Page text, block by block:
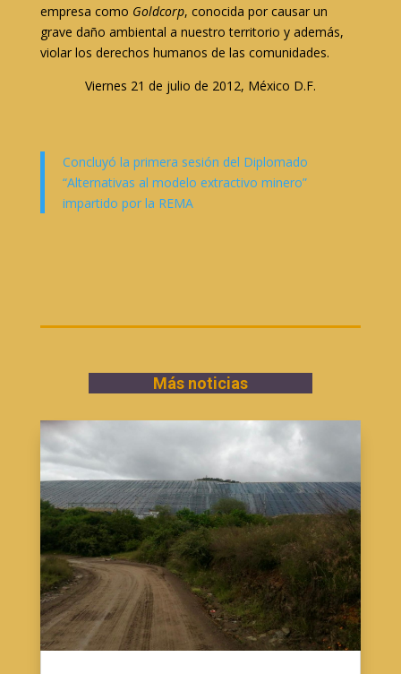
empresa como Goldcorp, conocida por causar un
grave daño ambiental a nuestro territorio y además,
violar los derechos humanos de las comunidades.
Viernes 21 de julio de 2012, México D.F.
Concluyó la primera sesión del Diplomado
“Alternativas al modelo extractivo minero”
impartido por la REMA
Más noticias